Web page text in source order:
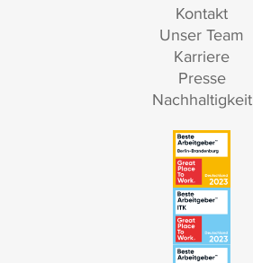
Kontakt
Unser Team
Karriere
Presse
Nachhaltigkeit